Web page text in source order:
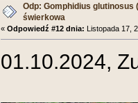
Odp: Gomphidius glutinosus
świerkowa
« Odpowiedź #12 dnia: Listopada 17,
01.10.2024,